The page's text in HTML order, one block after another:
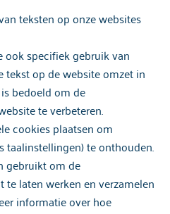
teksten op onze websites
specifiek gebruik van
tekst op de website omzet in
bedoeld om de
te verbeteren.
cookies plaatsen om
taalinstellingen) te onthouden.
gebruikt om de
laten werken en verzamelen
informatie over hoe